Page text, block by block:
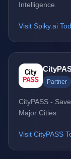
Intelligence
Visit Spiky.ai
Partner
CityPASS -
Major Cities
Visit CityPASS